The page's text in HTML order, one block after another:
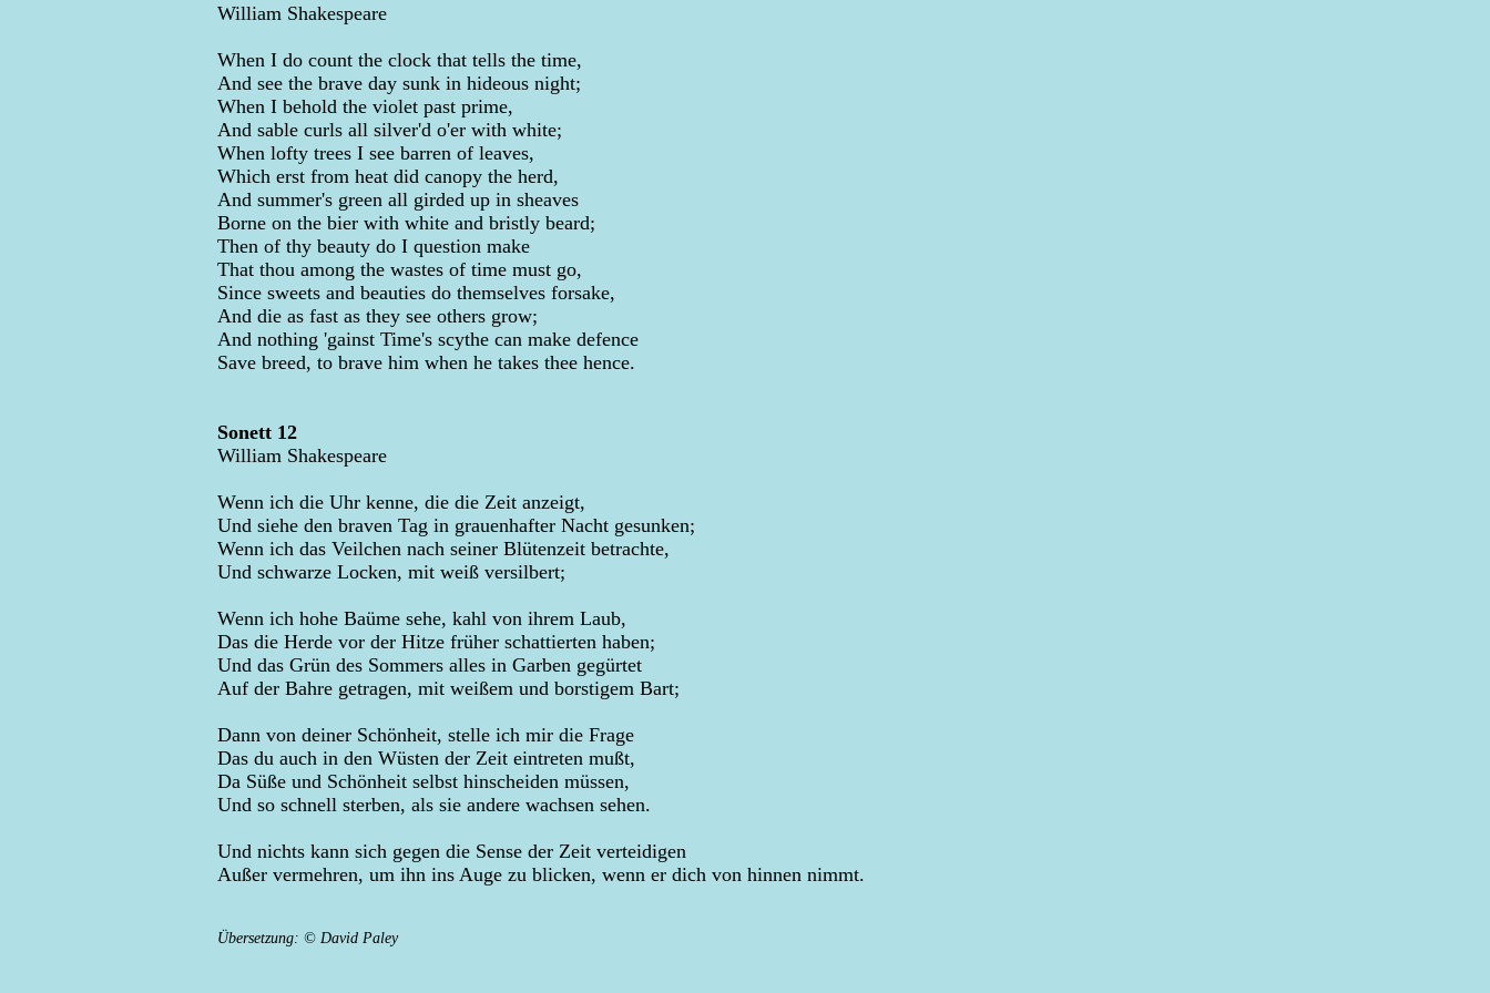
William Shakespeare
When I do count the clock that tells the time,
And see the brave day sunk in hideous night;
When I behold the violet past prime,
And sable curls all silver'd o'er with white;
When lofty trees I see barren of leaves,
Which erst from heat did canopy the herd,
And summer's green all girded up in sheaves
Borne on the bier with white and bristly beard;
Then of thy beauty do I question make
That thou among the wastes of time must go,
Since sweets and beauties do themselves forsake,
And die as fast as they see others grow;
And nothing 'gainst Time's scythe can make defence
Save breed, to brave him when he takes thee hence.
Sonett 12
William Shakespeare
Wenn ich die Uhr kenne, die die Zeit anzeigt,
Und siehe den braven Tag in grauenhafter Nacht gesunken;
Wenn ich das Veilchen nach seiner Blütenzeit betrachte,
Und schwarze Locken, mit weiß versilbert;
Wenn ich hohe Baüme sehe, kahl von ihrem Laub,
Das die Herde vor der Hitze früher schattierten haben;
Und das Grün des Sommers alles in Garben gegürtet
Auf der Bahre getragen, mit weißem und borstigem Bart;
Dann von deiner Schönheit, stelle ich mir die Frage
Das du auch in den Wüsten der Zeit eintreten mußt,
Da Süße und Schönheit selbst hinscheiden müssen,
Und so schnell sterben, als sie andere wachsen sehen.
Und nichts kann sich gegen die Sense der Zeit verteidigen
Außer vermehren, um ihn ins Auge zu blicken, wenn er dich von hinnen nimmt.
Übersetzung: © David Paley